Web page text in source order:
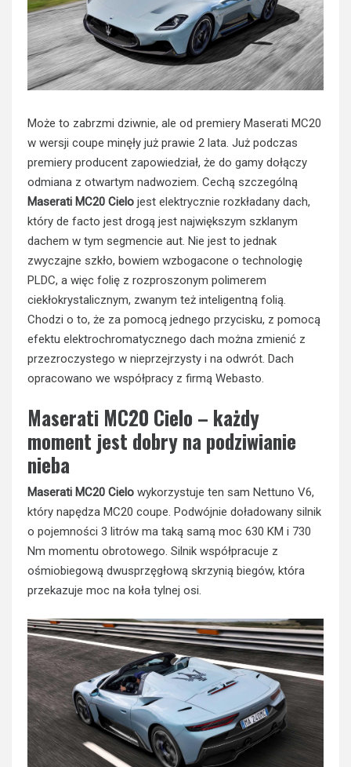
Może to zabrzmi dziwnie, ale od premiery Maserati MC20
w wersji coupe minęły już prawie 2 lata. Już podczas
premiery producent zapowiedział, że do gamy dołączy
odmiana z otwartym nadwoziem. Cechą szczególną
Maserati MC20 Cielo jest elektrycznie rozkładany dach,
który de facto jest drogą jest największym szklanym
dachem w tym segmencie aut. Nie jest to jednak
zwyczajne szkło, bowiem wzbogacone o technologię
PLDC, a więc folię z rozproszonym polimerem
ciekłokrystalicznym, zwanym też inteligentną folią.
Chodzi o to, że za pomocą jednego przycisku, z pomocą
efektu elektrochromatycznego dach można zmienić z
przezroczystego w nieprzejrzysty i na odwrót. Dach
opracowano we współpracy z firmą Webasto.
Maserati MC20 Cielo – każdy
moment jest dobry na podziwianie
nieba
Maserati MC20 Cielo wykorzystuje ten sam Nettuno V6,
który napędza MC20 coupe. Podwójnie doładowany silnik
o pojemności 3 litrów ma taką samą moc 630 KM i 730
Nm momentu obrotowego. Silnik współpracuje z
ośmiobiegową dwusprzęgłową skrzynią biegów, która
przekazuje moc na koła tylnej osi.